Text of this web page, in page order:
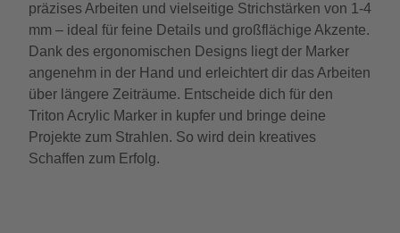
präzises Arbeiten und vielseitige Strichstärken von 1-4
mm – ideal für feine Details und großflächige Akzente.
Dank des ergonomischen Designs liegt der Marker
angenehm in der Hand und erleichtert dir das Arbeiten
über längere Zeiträume. Entscheide dich für den
Triton Acrylic Marker in kupfer und bringe deine
Projekte zum Strahlen. So wird dein kreatives
Schaffen zum Erfolg.